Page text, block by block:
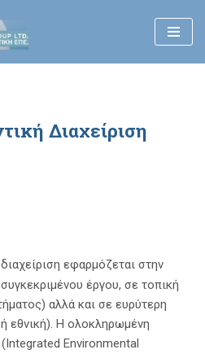
Διαχείριση
εφαρμόζεται στην
έργου, σε τοπική
αλλά και σε ευρύτερη
εθνική). Η ολοκληρωμένη
(Integrated Environmental